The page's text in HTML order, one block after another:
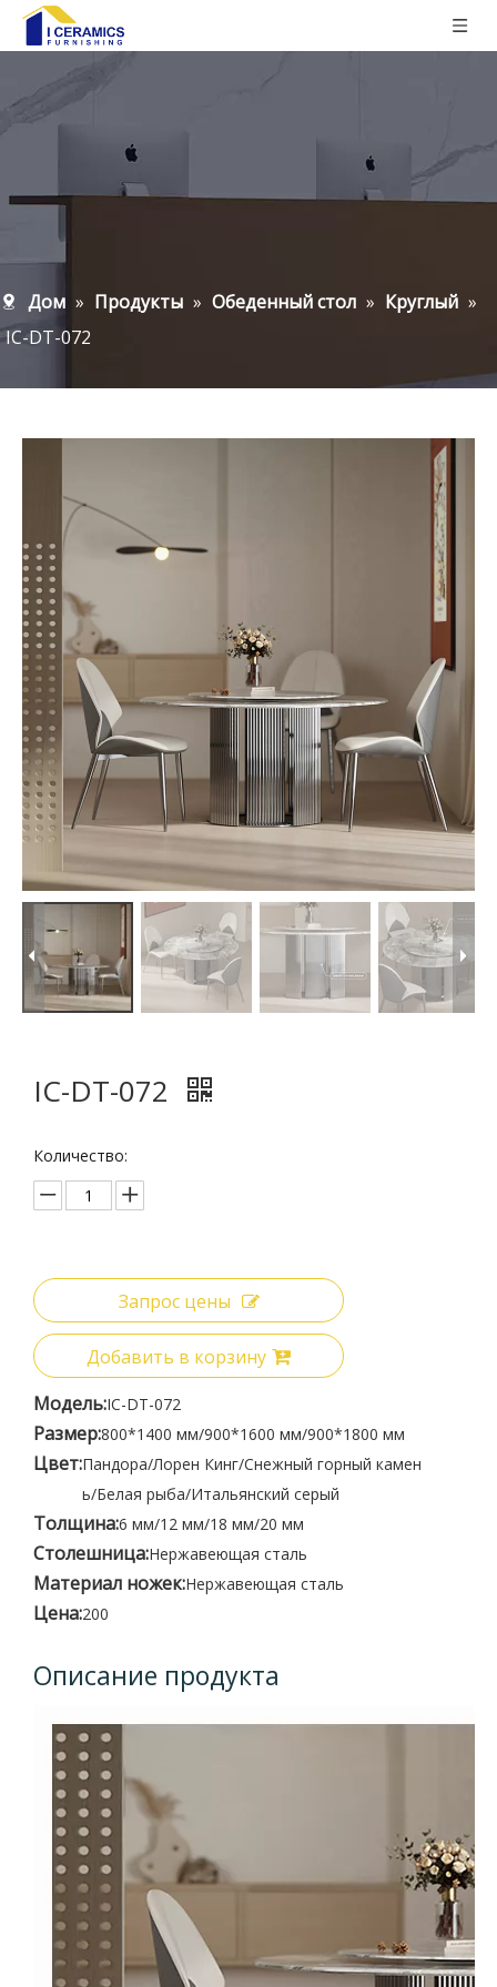
Дом » Продукты » Обеденный стол » Круглый »
IC-DT-072
IC-DT-072
Количество:
Запрос цены
Добавить в корзину
Модель:IC-DT-072
Размер:800*1400 мм/900*1600 мм/900*1800 мм
Цвет:Пандора/Лорен Кинг/Снежный горный камен
ь/Белая рыба/Итальянский серый
Толщина:6 мм/12 мм/18 мм/20 мм
Столешница:Нержавеющая сталь
Материал ножек:Нержавеющая сталь
Цена:200
Описание продукта